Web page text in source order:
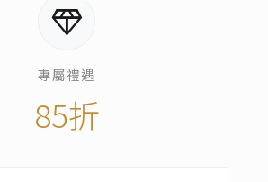
diamond
專屬禮遇
85折